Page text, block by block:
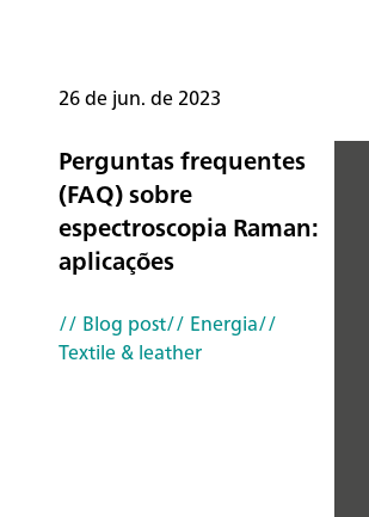
26 de jun. de 2023
Perguntas frequentes
(FAQ) sobre
espectroscopia Raman:
aplicações
// Blog post// Energia//
Textile & leather